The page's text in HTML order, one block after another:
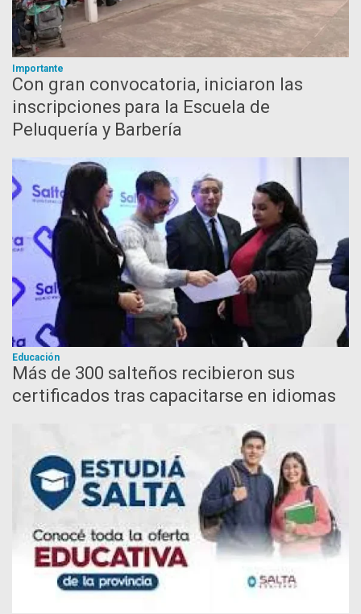
Importante
Con gran convocatoria, iniciaron las
inscripciones para la Escuela de
Peluquería y Barbería
Educación
Más de 300 salteños recibieron sus
certificados tras capacitarse en idiomas